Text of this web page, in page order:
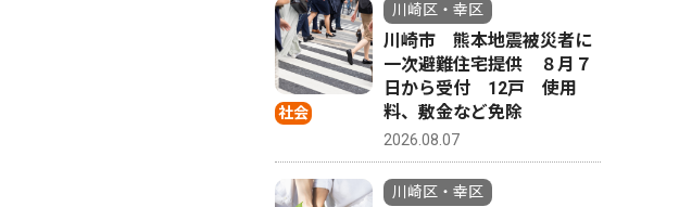
社会
川崎区・幸区
川崎市 熊本地震被災者に
一次避難住宅提供 ８月７
日から受付 12戸 使用
料、敷金など免除
2026.08.07
川崎区・幸区